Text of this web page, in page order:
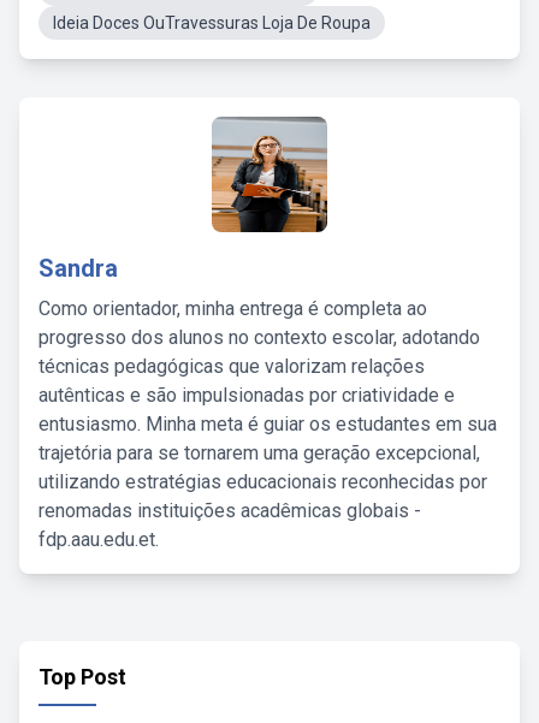
Ideia Doces OuTravessuras Loja De Roupa
Sandra
Como orientador, minha entrega é completa ao
progresso dos alunos no contexto escolar, adotando
técnicas pedagógicas que valorizam relações
autênticas e são impulsionadas por criatividade e
entusiasmo. Minha meta é guiar os estudantes em sua
trajetória para se tornarem uma geração excepcional,
utilizando estratégias educacionais reconhecidas por
renomadas instituições acadêmicas globais -
fdp.aau.edu.et.
Top Post